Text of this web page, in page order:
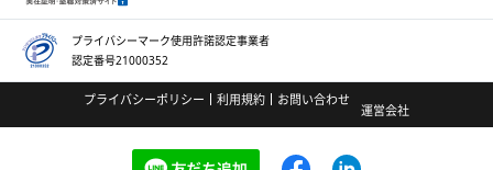
プライバシーマーク使用許諾認定事業者
認定番号21000352
プライバシーポリシー 利用規約 お問い合わせ
運営会社